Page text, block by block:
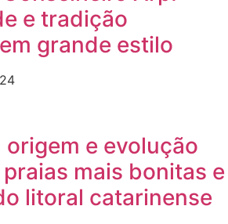
e tradição
grande estilo
origem e evolução
mais bonitas e
litoral catarinense